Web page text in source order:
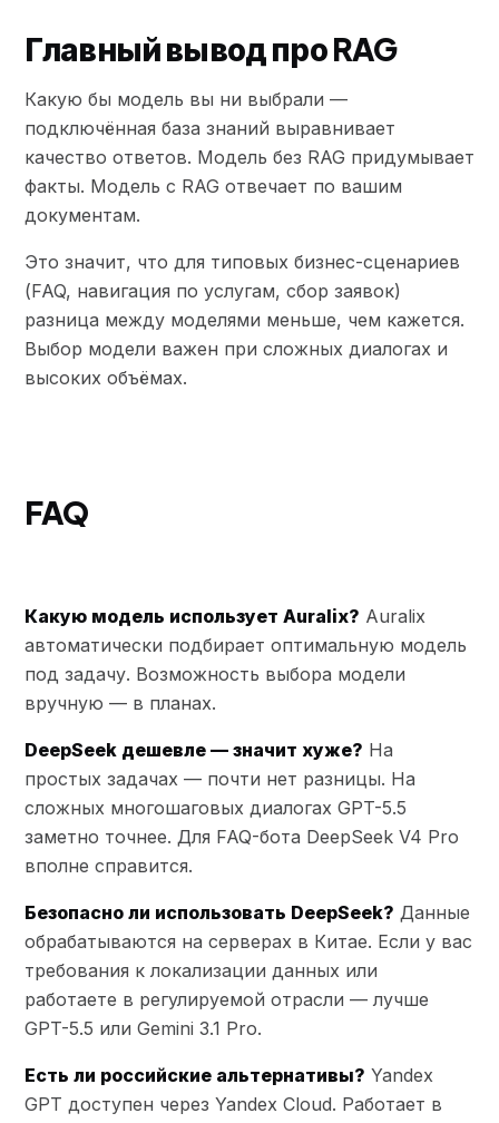
Главный вывод про RAG
Какую бы модель вы ни выбрали —
подключённая база знаний выравнивает
качество ответов. Модель без RAG придумывает
факты. Модель с RAG отвечает по вашим
документам.
Это значит, что для типовых бизнес-сценариев
(FAQ, навигация по услугам, сбор заявок)
разница между моделями меньше, чем кажется.
Выбор модели важен при сложных диалогах и
высоких объёмах.
FAQ
Какую модель использует Auralix? Auralix
автоматически подбирает оптимальную модель
под задачу. Возможность выбора модели
вручную — в планах.
DeepSeek дешевле — значит хуже? На
простых задачах — почти нет разницы. На
сложных многошаговых диалогах GPT-5.5
заметно точнее. Для FAQ-бота DeepSeek V4 Pro
вполне справится.
Безопасно ли использовать DeepSeek? Данные
обрабатываются на серверах в Китае. Если у вас
требования к локализации данных или
работаете в регулируемой отрасли — лучше
GPT-5.5 или Gemini 3.1 Pro.
Есть ли российские альтернативы? Yandex
GPT доступен через Yandex Cloud. Работает в